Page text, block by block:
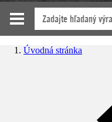
Úvodná stránka